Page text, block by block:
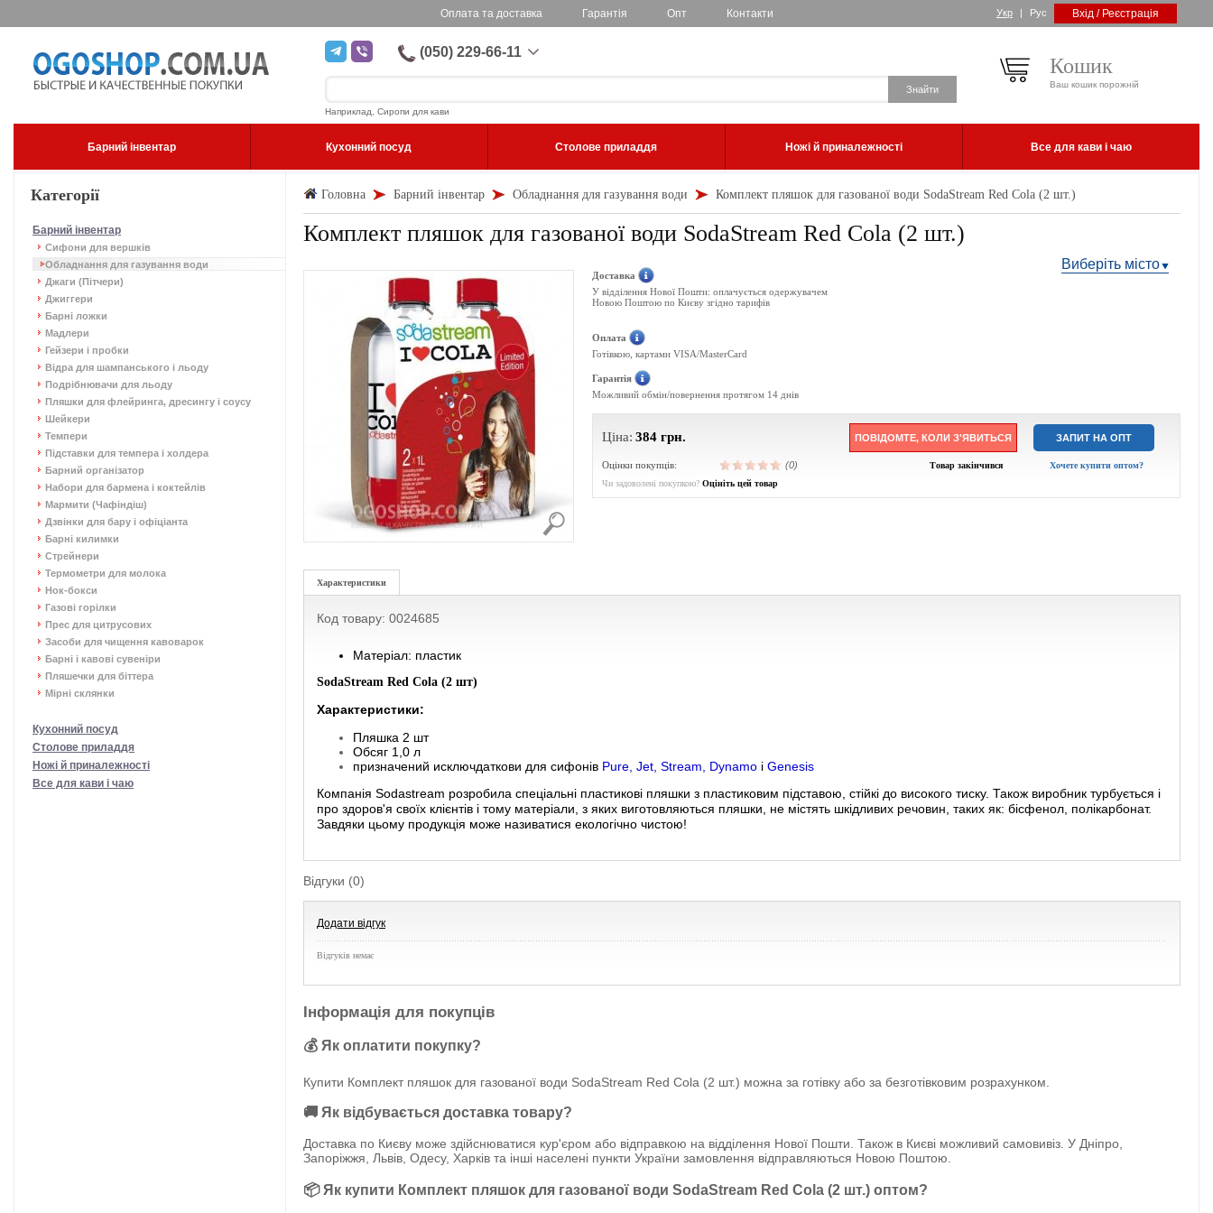
Оплата та доставка Гарантія Опт Контакти Укр | Рус Вхід / Реєстрація
(050) 229-66-11
Наприклад, Сиропи для кави
Кошик
Ваш кошик порожній
Барний інвентар Кухонний посуд Столове приладдя Ножі й приналежності Все для кави і чаю
Категорії
Барний інвентар
Сифони для вершків
Обладнання для газування води
Джаги (Пітчери)
Джиггери
Барні ложки
Мадлери
Гейзери і пробки
Відра для шампанського і льоду
Подрібнювачи для льоду
Пляшки для флейринга, дресингу і соусу
Шейкери
Темпери
Підставки для темпера і холдера
Барний організатор
Набори для бармена і коктейлів
Мармити (Чафіндіш)
Дзвінки для бару і офіціанта
Барні килимки
Стрейнери
Термометри для молока
Нок-бокси
Газові горілки
Прес для цитрусових
Засоби для чищення кавоварок
Барні і кавові сувеніри
Пляшечки для біттера
Мірні склянки
Кухонний посуд
Столове приладдя
Ножі й приналежності
Все для кави і чаю
Головна Барний інвентар Обладнання для газування води Комплект пляшок для газованої води SodaStream Red Cola (2 шт.)
Комплект пляшок для газованої води SodaStream Red Cola (2 шт.)
Виберіть місто
Доставка
У відділення Нової Пошти: оплачується одержувачем
Новою Поштою по Києву згідно тарифів
Оплата
Готівкою, картами VISA/MasterCard
Гарантія
Можливий обмін/повернення протягом 14 днів
Ціна: 384 грн. ПОВІДОМТЕ, КОЛИ З'ЯВИТЬСЯ ЗАПИТ НА ОПТ
Оцінки покупців: (0) Товар закінчився
Хочете купити оптом?
Чи задоволені покупкою? Оцініть цей товар
Характеристики
Код товару: 0024685
Матеріал: пластик
SodaStream Red Cola (2 шт)
Характеристики:
Пляшка 2 шт
Обсяг 1,0 л
призначений исключдаткови для сифонів Pure , Jet, Stream, Dynamo і Genesis
Компанія Sodastream розробила спеціальні пластикові пляшки з пластиковим підставою, стійкі до високого тиску. Також виробник турбується і
про здоров'я своїх клієнтів і тому матеріали, з яких виготовляються пляшки, не містять шкідливих речовин, таких як: бісфенол, полікарбонат.
Завдяки цьому продукція може називатися екологічно чистою!
Відгуки (0)
Додати відгук
Відгуків немає
Інформація для покупців
💰 Як оплатити покупку?
Купити Комплект пляшок для газованої води SodaStream Red Cola (2 шт.) можна за готівку або за безготівковим розрахунком.
🚚 Як відбувається доставка товару?
Доставка по Києву може здійснюватися кур'єром або відправкою на відділення Нової Пошти. Також в Києві можливий самовивіз. У Дніпро,
Запоріжжя, Львів, Одесу, Харків та інші населені пункти України замовлення відправляються Новою Поштою.
📦 Як купити Комплект пляшок для газованої води SodaStream Red Cola (2 шт.) оптом?